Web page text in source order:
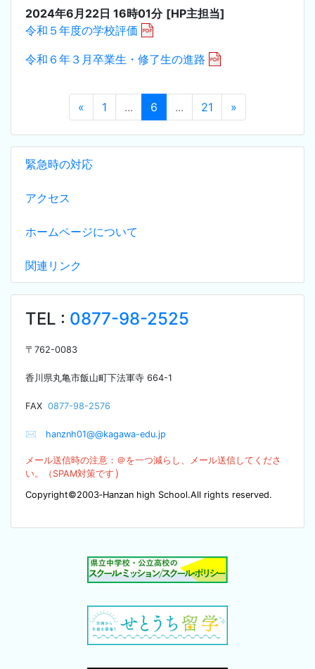
緊急時の対応
アクセス
ホームページについて
関連リンク
TEL : 0877-98-2525
〒 762-0083
香川県丸亀市飯山町下法軍寺 664-1
FAX 0877-98-2576
✉ hanznh01@@kagawa-edu.jp
メール送信時の注意：＠を一つ減らし、メール送信してくださ
い。（SPAM対策です ）
Copyright©2003‐Hanzan high School.All rights reserved.
2024年6月22日 16時01分 [HP主担当]
令和５年度の学校評価
令和６年３月卒業生・修了生の進路
« 1 ... 6 ... 21 »